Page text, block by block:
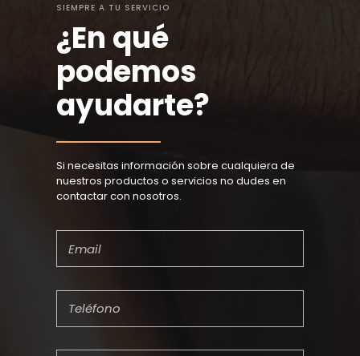
SIEMPRE A TU SERVICIO
¿En qué
podemos
ayudarte?
Si necesitas información sobre cualquiera de
nuestros productos o servicios no dudes en
contactar con nosotros.